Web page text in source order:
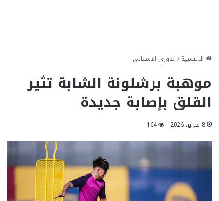
الرئيسية/الدوري الاسباني
موهبة برشلونة الشابة تثير
القلق بإصابة جديدة
8 فبراير، 2026 164